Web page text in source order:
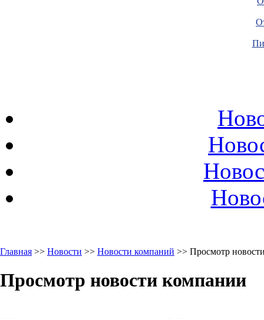
Главная >> Новости >> Новости компаний >> Просмотр
Просмотр новости компании